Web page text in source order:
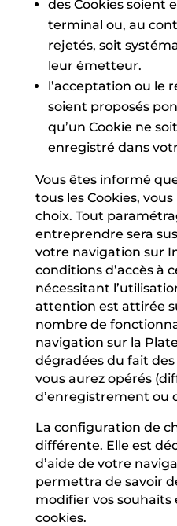
des Cookies soient
terminal ou, au
rejetés, soit
leur émetteur.
l’acceptation ou le
soient proposés
qu’un Cookie ne
enregistré dans
Vous êtes informé
tous les Cookies,
choix. Tout
entreprendre sera
votre navigation sur
conditions d’accès à
nécessitant
attention est attirée
nombre de
navigation sur la
dégradées du fait
vous aurez opérés
d’enregistrement ou
La configuration de
différente. Elle est
d’aide de votre
permettra de savoir
modifier vos souhaits
cookies.